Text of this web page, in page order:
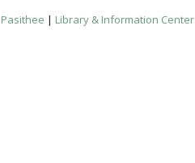
Pasithee | Library & Information Center